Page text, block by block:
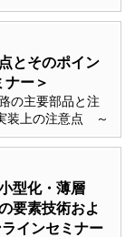
とそのポイン
ー＞
の主要部品と注
装上の注意点 ～
型化・薄層
要素技術およ
インセミナー